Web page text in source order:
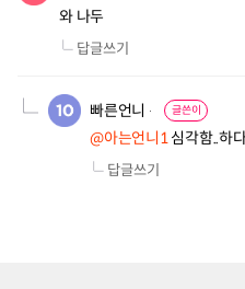
와 나두
답글쓰기
빠른언니 글쓴이
@아는언니1 심각함..하
답글쓰기